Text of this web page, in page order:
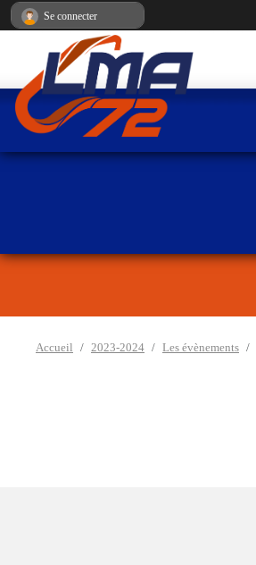
Accueil 2023-2024 Les évènements
Se connecter
Panneau de gestion des cookies